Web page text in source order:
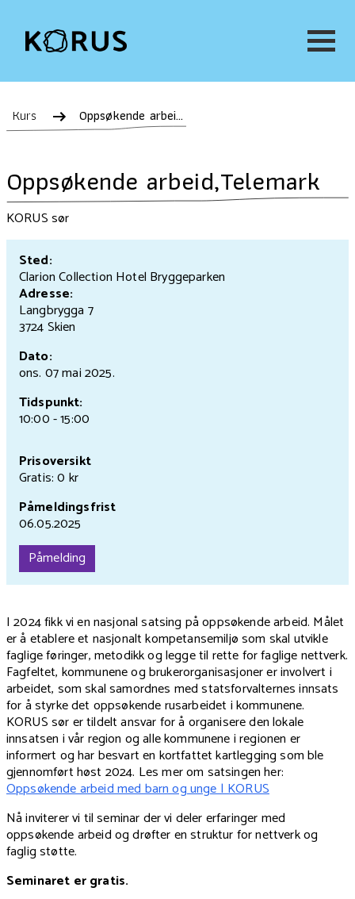
Kurs Oppsøkende arbeid,Telemark
Oppsøkende arbeid,Telemark
KORUS sør
Sted:
Clarion Collection Hotel Bryggeparken
Adresse:
Langbrygga 7
3724 Skien
Dato:
ons. 07 mai2025.
Tidspunkt:
10:00 - 15:00
Prisoversikt
Gratis: 0 kr
Påmeldingsfrist
06.05.2025
Påmelding
I 2024 fikk vi en nasjonal satsing på oppsøkende arbeid. Målet
er å etablere et nasjonalt kompetansemiljø som skal utvikle
faglige føringer, metodikk og legge til rette for faglige nettverk.
Fagfeltet, kommunene og brukerorganisasjoner er involvert i
arbeidet, som skal samordnes med statsforvalternes innsats
for å styrke det oppsøkende rusarbeidet i kommunene.
KORUS sør er tildelt ansvar for å organisere den lokale
innsatsen i vår region og alle kommunene i regionen er
informert og har besvart en kortfattet kartlegging som ble
gjennomført høst 2024. Les mer om satsingen her:
Oppsøkende arbeid med barn og unge | KORUS
Nå inviterer vi til seminar der vi deler erfaringer med
oppsøkende arbeid og drøfter en struktur for nettverk og
faglig støtte.
Seminaret er gratis.